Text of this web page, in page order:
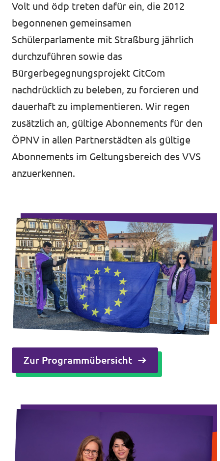
Volt und ödp treten dafür ein, die 2012
begonnenen gemeinsamen
Schülerparlamente mit Straßburg jährlich
durchzuführen sowie das
Bürgerbegegnungsprojekt CitCom
nachdrücklich zu beleben, zu forcieren und
dauerhaft zu implementieren. Wir regen
zusätzlich an, gültige Abonnements für den
ÖPNV in allen Partnerstädten als gültige
Abonnements im Geltungsbereich des VVS
anzuerkennen.
Zur Programmübersicht